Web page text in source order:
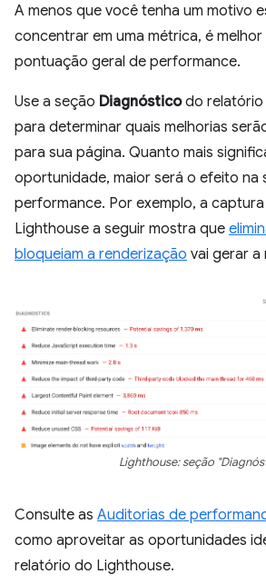
A menos que você tenha um motivo
concentrar em uma métrica, é melhor
pontuação geral de performance.
Use a seção Diagnósticodo relatório
para determinar quais melhorias
para sua página. Quanto mais
oportunidade, maior será o efeito na
performance. Por exemplo, a
Lighthouse a seguir mostra que
bloqueiam a renderização vai gerar a
Lighthouse: seção
Consulte as Auditorias de
como aproveitar as oportunidades
relatório do Lighthouse.